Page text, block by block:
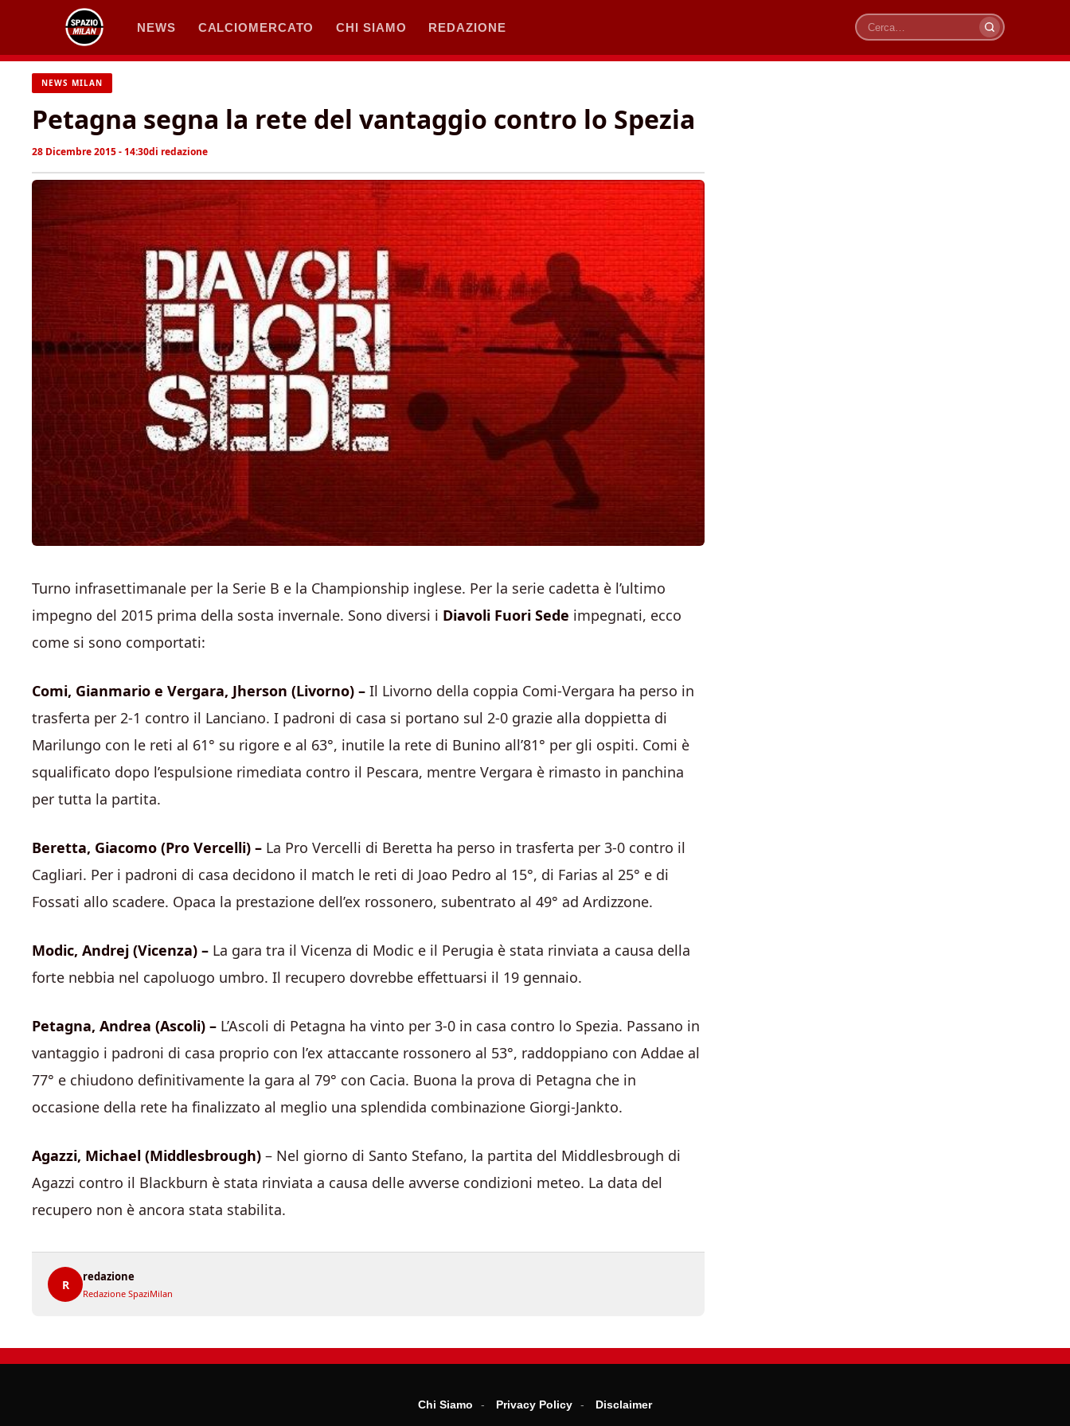
contenuto
NEWS CALCIOMERCATO CHI SIAMO REDAZIONE
Cerca
NEWS MILAN
Petagna segna la rete del vantaggio contro lo Spezia
28 Dicembre 2015 - 14:30di redazione
Turno infrasettimanale per la Serie B e la Championship inglese. Per la serie cadetta è l’ultimo
impegno del 2015 prima della sosta invernale. Sono diversi i Diavoli Fuori Sede impegnati, ecco
come si sono comportati:
Comi, Gianmario e Vergara, Jherson (Livorno) – Il Livorno della coppia Comi-Vergara ha perso in
trasferta per 2-1 contro il Lanciano. I padroni di casa si portano sul 2-0 grazie alla doppietta di
Marilungo con le reti al 61° su rigore e al 63°, inutile la rete di Bunino all’81° per gli ospiti. Comi è
squalificato dopo l’espulsione rimediata contro il Pescara, mentre Vergara è rimasto in panchina
per tutta la partita.
Beretta, Giacomo (Pro Vercelli) – La Pro Vercelli di Beretta ha perso in trasferta per 3-0 contro il
Cagliari. Per i padroni di casa decidono il match le reti di Joao Pedro al 15°, di Farias al 25° e di
Fossati allo scadere. Opaca la prestazione dell’ex rossonero, subentrato al 49° ad Ardizzone.
Modic, Andrej (Vicenza) – La gara tra il Vicenza di Modic e il Perugia è stata rinviata a causa della
forte nebbia nel capoluogo umbro. Il recupero dovrebbe effettuarsi il 19 gennaio.
Petagna, Andrea (Ascoli) – L’Ascoli di Petagna ha vinto per 3-0 in casa contro lo Spezia. Passano in
vantaggio i padroni di casa proprio con l’ex attaccante rossonero al 53°, raddoppiano con Addae al
77° e chiudono definitivamente la gara al 79° con Cacia. Buona la prova di Petagna che in
occasione della rete ha finalizzato al meglio una splendida combinazione Giorgi-Jankto.
Agazzi, Michael (Middlesbrough) – Nel giorno di Santo Stefano, la partita del Middlesbrough di
Agazzi contro il Blackburn è stata rinviata a causa delle avverse condizioni meteo. La data del
recupero non è ancora stata stabilita.
R
redazione
Redazione SpaziMilan
Chi Siamo Privacy Policy Disclaimer